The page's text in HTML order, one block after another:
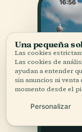
Una pequeña
Las cookies
Las cookies de
ayudan a entender
sin anuncios ni
momento desde el
Personalizar